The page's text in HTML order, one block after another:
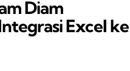
Diam
Excel ke